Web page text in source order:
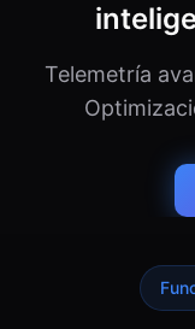
Telemetría